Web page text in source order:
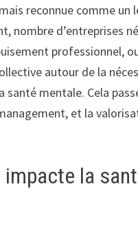
reconnue comme un
nombre d’entreprises
professionnel,
autour de la
mentale. Cela
et la
la